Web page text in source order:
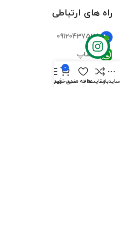
راه های ارتباطی
09120437535
واتساپ
تلگرام
سایدبارمقایسهعلاقه مندی
0
سبد خریدفهرست